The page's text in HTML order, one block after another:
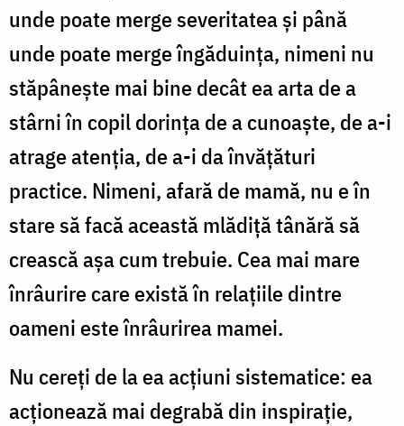
unde poate merge severitatea şi până
unde poate merge îngăduinţa, nimeni nu
stăpâneşte mai bine decât ea arta de a
stârni în copil dorinţa de a cunoaşte, de a-i
atrage atenţia, de a-i da învăţături
practice. Nimeni, afară de mamă, nu e în
stare să facă această mlădiţă tânără să
crească aşa cum trebuie. Cea mai mare
înrâurire care există în relaţiile dintre
oameni este înrâurirea mamei.
Nu cereţi de la ea acţiuni sistematice: ea
acţionează mai degrabă din inspiraţie,